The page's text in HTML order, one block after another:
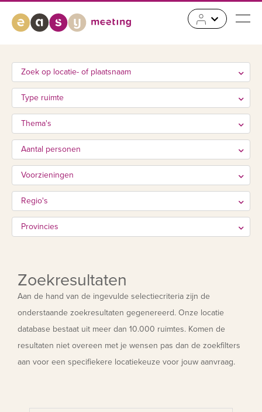
Zoek op locatie- of plaatsnaam
Type ruimte
Thema's
Aantal personen
Voorzieningen
Regio's
Provincies
Zoekresultaten
Aan de hand van de ingevulde selectiecriteria zijn de
onderstaande zoekresultaten gegenereerd. Onze locatie
database bestaat uit meer dan 10.000 ruimtes. Komen de
resultaten niet overeen met je wensen pas dan de zoekfilters
aan voor een specifiekere locatiekeuze voor jouw aanvraag.